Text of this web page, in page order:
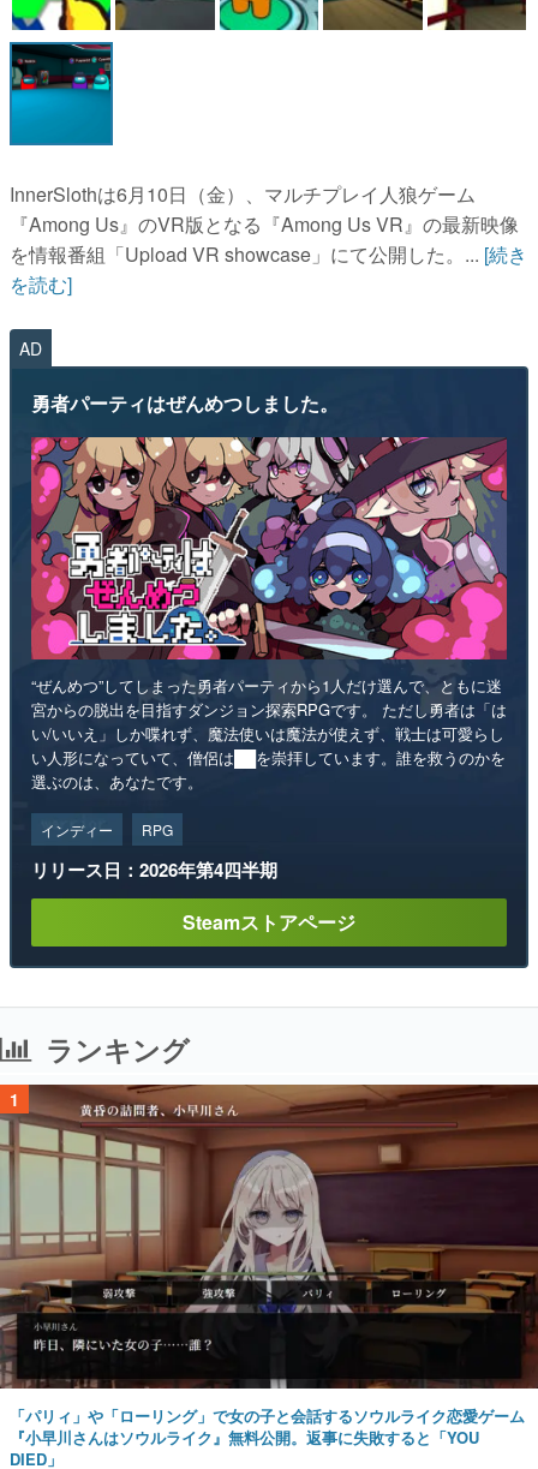
その他
電ファミニコゲーマーとは？
運営：株式会社マレ
InnerSlothは6月10日（金）、マルチプレイ人狼ゲーム
『Among Us』のVR版となる『Among Us VR』の最新映像
を情報番組「Upload VR showcase」にて公開した。... [続き
を読む]
AD
勇者パーティはぜんめつしました。
“ぜんめつ”してしまった勇者パーティから1人だけ選んで、ともに迷
宮からの脱出を目指すダンジョン探索RPGです。 ただし勇者は「は
い/いいえ」しか喋れず、魔法使いは魔法が使えず、戦士は可愛らし
い人形になっていて、僧侶は██を崇拝しています。誰を救うのかを
選ぶのは、あなたです。
インディー RPG
リリース日：2026年第4四半期
Steamストアページ
ランキング
1
「パリィ」や「ローリング」で女の子と会話するソウルライク恋愛ゲーム
『小早川さんはソウルライク』無料公開。返事に失敗すると「YOU
DIED」